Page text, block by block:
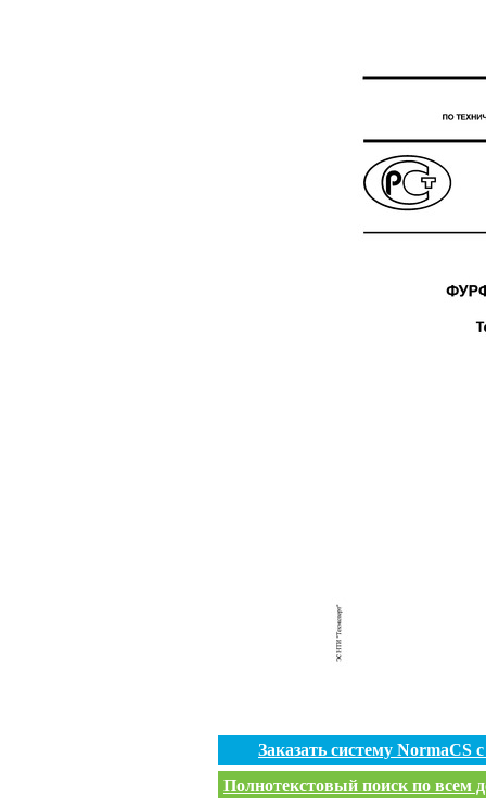
Заказать систему
Полнотекстовый поиск по всем